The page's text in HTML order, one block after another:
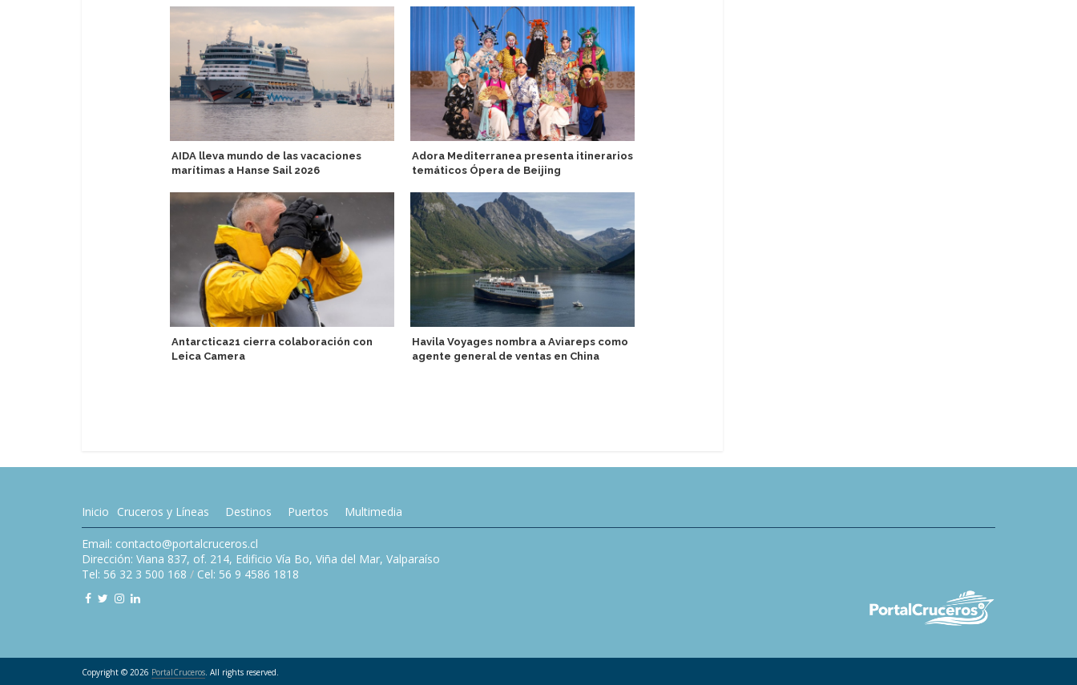
AIDA lleva mundo de las vacaciones
marítimas a Hanse Sail 2026
Antarctica21 cierra colaboración con
Leica Camera
Adora Mediterranea presenta itinerarios
temáticos Ópera de Beijing
Havila Voyages nombra a Aviareps como
agente general de ventas en China
Inicio Cruceros y Líneas Destinos Puertos Multimedia
Email: contacto@portalcruceros.cl
Dirección: Viana 837, of. 214, Edificio Vía Bo, Viña del Mar, Valparaíso
Tel: 56 32 3 500 168 / Cel: 56 9 4586 1818
Copyright © 2026 PortalCruceros. All rights reserved.